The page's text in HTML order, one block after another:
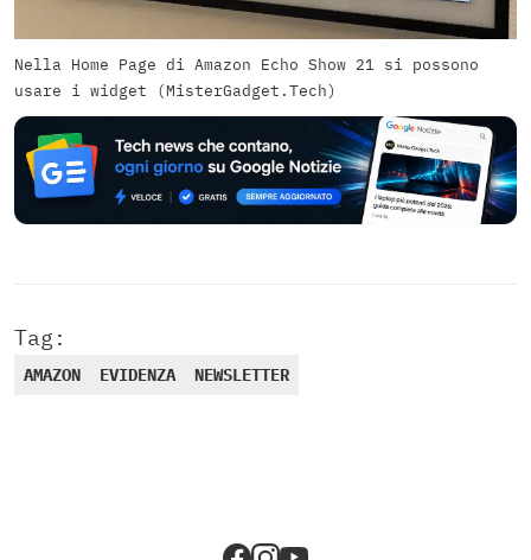
Nella Home Page di Amazon Echo Show 21 si possono
usare i widget (MisterGadget.Tech)
Tag:
AMAZON EVIDENZA NEWSLETTER